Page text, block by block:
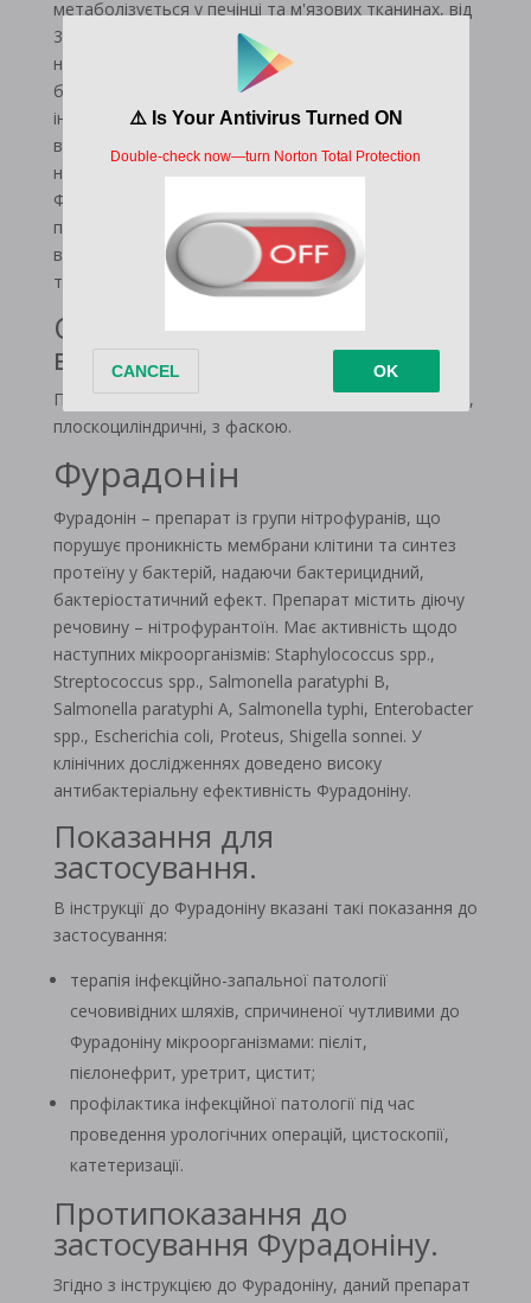
метаболізується у печінці та м'язових тканинах, від
30% до 50% дози виділяється із сечею у
незміненому вигляді. Тому він має
бактеріостатичну та бактерицидну дію при
інфекціях сечовивідних шляхів. Препарат повністю
виводиться із організму нирками. Період
напіввиведення становить приблизно 20 хвилин.
Фурадонін активний у кислій сечі. Якщо рН сечі
перевищує 8, більшість бактерицидної активності
втрачається. Фурадонін проникає через плаценту
та гематоенцефалічний бар'єр у грудне молоко.
Основні фізико-хімічні
властивості
Пігулки жовтого або зеленувато-жовтого кольору,
плоскоциліндричні, з фаскою.
Фурадонін
Фурадонін – препарат із групи нітрофуранів, що
порушує проникність мембрани клітини та синтез
протеїну у бактерій, надаючи бактерицидний,
бактеріостатичний ефект. Препарат містить діючу
речовину – нітрофурантоїн. Має активність щодо
наступних мікроорганізмів: Staphylococcus spp.,
Streptococcus spp., Salmonella paratyphi B,
Salmonella paratyphi A, Salmonella typhi, Enterobacter
spp., Escherichia coli, Proteus, Shigella sonnei. У
клінічних дослідженнях доведено високу
антибактеріальну ефективність Фурадоніну.
Показання для
застосування.
В інструкції до Фурадоніну вказані такі показання до
застосування:
терапія інфекційно-запальної патології
сечовивідних шляхів, спричиненої чутливими до
Фурадоніну мікроорганізмами: пієліт,
пієлонефрит, уретрит, цистит;
профілактика інфекційної патології під час
проведення урологічних операцій, цистоскопії,
катетеризації.
Протипоказання до
застосування Фурадоніну.
Згідно з інструкцією до Фурадоніну, даний препарат